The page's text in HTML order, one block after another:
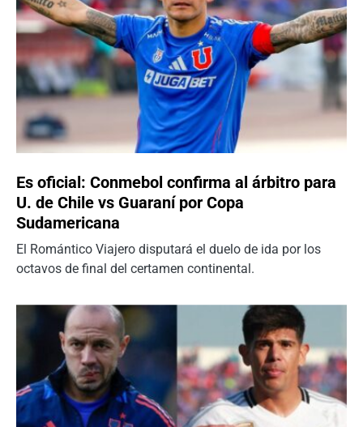
Es oficial: Conmebol confirma al árbitro para
U. de Chile vs Guaraní por Copa
Sudamericana
El Romántico Viajero disputará el duelo de ida por los
octavos de final del certamen continental.